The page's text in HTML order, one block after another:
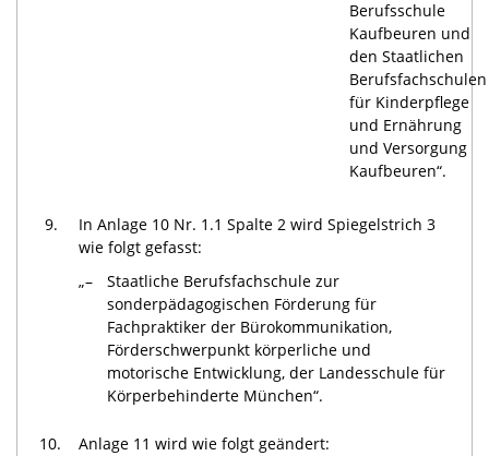
Berufsschule
Kaufbeuren und
den Staatlichen
Berufsfachschulen
für Kinderpflege
und Ernährung
und Versorgung
Kaufbeuren“.
9.
In Anlage 10 Nr. 1.1 Spalte 2 wird Spiegelstrich 3
wie folgt gefasst:
„–
Staatliche Berufsfachschule zur
sonderpädagogischen Förderung für
Fachpraktiker der Bürokommunikation,
Förderschwerpunkt körperliche und
motorische Entwicklung, der Landesschule für
Körperbehinderte München“.
10.
Anlage 11 wird wie folgt geändert: